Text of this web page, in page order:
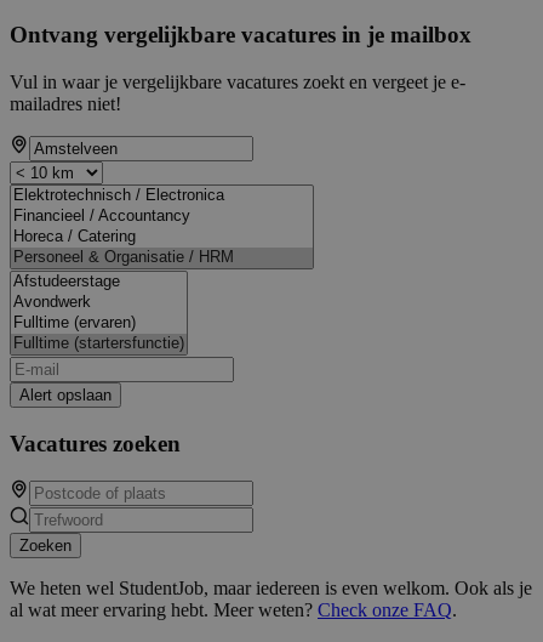
Ontvang vergelijkbare vacatures in je mailbox
Vul in waar je vergelijkbare vacatures zoekt en vergeet je e-
mailadres niet!
Alert opslaan
Vacatures zoeken
Zoeken
We heten wel StudentJob, maar iedereen is even welkom. Ook als je
al wat meer ervaring hebt. Meer weten? Check onze FAQ.